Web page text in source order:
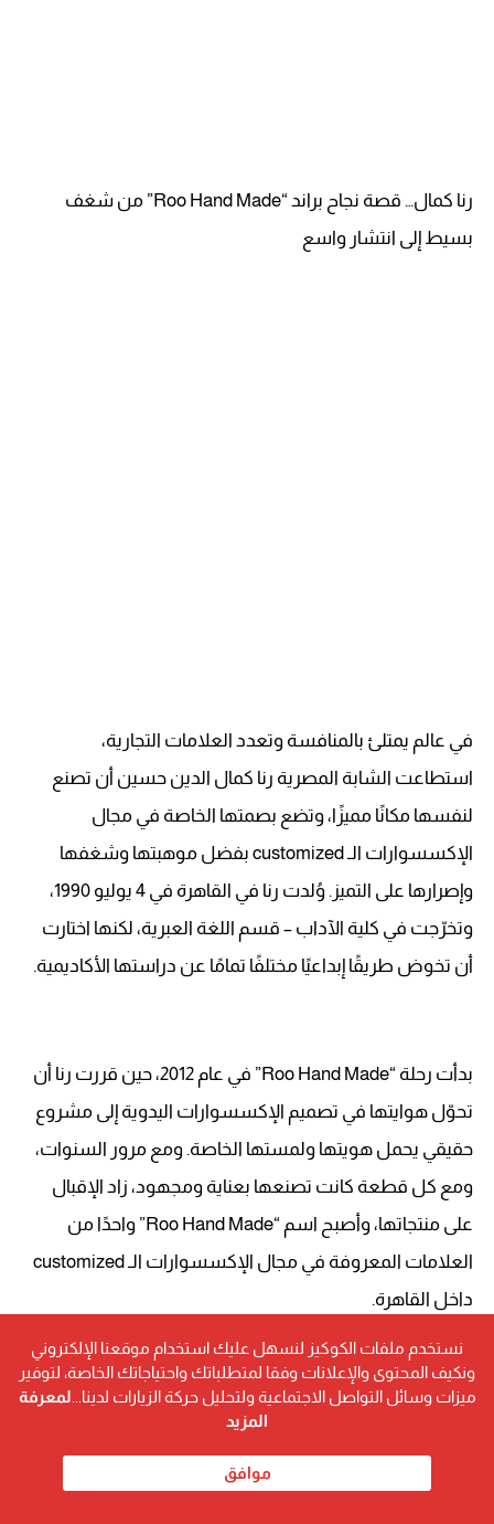
رنا كمال… قصة نجاح براند “Roo Hand Made” من شغف
بسيط إلى انتشار واسع
في عالم يمتلئ بالمنافسة وتعدد العلامات التجارية،
استطاعت الشابة المصرية رنا كمال الدين حسين أن تصنع
لنفسها مكانًا مميزًا، وتضع بصمتها الخاصة في مجال
الإكسسوارات الـ customized بفضل موهبتها وشغفها
وإصرارها على التميز. وُلدت رنا في القاهرة في 4 يوليو 1990،
وتخرّجت في كلية الآداب – قسم اللغة العبرية، لكنها اختارت
أن تخوض طريقًا إبداعيًا مختلفًا تمامًا عن دراستها الأكاديمية.
بدأت رحلة “Roo Hand Made” في عام 2012، حين قررت رنا أن
تحوّل هوايتها في تصميم الإكسسوارات اليدوية إلى مشروع
حقيقي يحمل هويتها ولمستها الخاصة. ومع مرور السنوات،
ومع كل قطعة كانت تصنعها بعناية ومجهود، زاد الإقبال
على منتجاتها، وأصبح اسم “Roo Hand Made” واحدًا من
العلامات المعروفة في مجال الإكسسوارات الـ customized
داخل القاهرة.
نستخدم ملفات الكوكيز لنسهل عليك استخدام موقعنا الإلكتروني
ونكيف المحتوى والإعلانات وفقا لمتطلباتك واحتياجاتك الخاصة، لتوفير
ميزات وسائل التواصل الاجتماعية ولتحليل حركة الزيارات لدينا... لمعرفة
المزيد
موافق